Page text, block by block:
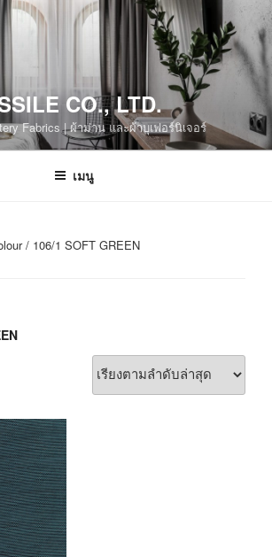
CO., LTD.
Fabrics | ผ้าม่าน และผ้าบุเฟอร์นิเจอร์
เมนู
/ 106/1 SOFT GREEN